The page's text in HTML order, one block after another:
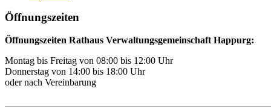
Öffnungszeiten
Öffnungszeiten Rathaus Verwaltungsgemeinschaft Happurg:
Montag bis Freitag von 08:00 bis 12:00 Uhr
Donnerstag von 14:00 bis 18:00 Uhr
oder nach Vereinbarung